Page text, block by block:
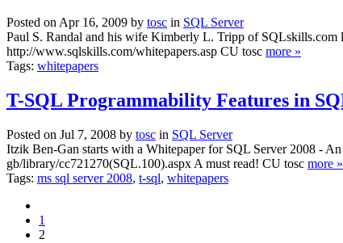
Posted on Apr 16, 2009 by tosc in SQL Server
Paul S. Randal and his wife Kimberly L. Tripp of SQLskills.com
http://www.sqlskills.com/whitepapers.asp CU tosc more »
Tags: whitepapers
T-SQL Programmability Features in
Posted on Jul 7, 2008 by tosc in SQL Server
Itzik Ben-Gan starts with a Whitepaper for SQL Server 2008 -
gb/library/cc721270(SQL.100).aspx A must read! CU tosc more »
Tags: ms sql server 2008, t-sql, whitepapers
1
2